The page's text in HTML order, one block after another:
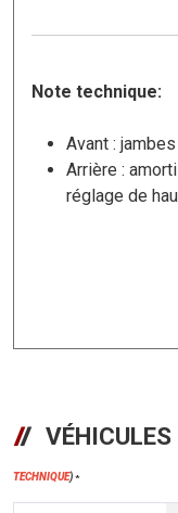
Note technique:
Avant :
Arrière :
réglage de
TECHNIQUE) *